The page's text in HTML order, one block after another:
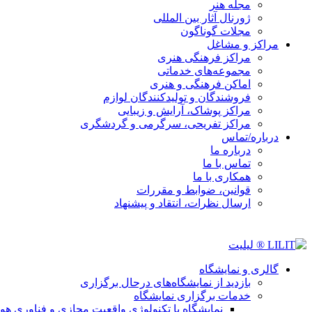
مجله هنر
ژورنال آثار بین المللی
مجلات گوناگون
مراکز و مشاغل
مراکز فرهنگی هنری
مجموعه‌های خدماتی
اماکن فرهنگی و هنری
فروشندگان و تولیدکنندگان لوازم
مراکز پوشاک، آرایش و زیبایی
مراکز تفریحی، سرگرمی و گردشگری
درباره/تماس
درباره ما
تماس با ما
همکاری با ما
قوانین، ضوابط و مقررات
ارسال نظرات، انتقاد و پیشنهاد
گالری و نمایشگاه
بازدید از نمایشگاه‌های درحال برگزاری
خدمات برگزاری نمایشگاه
نمایشگاه با تکنولوژی واقعیت مجازی و